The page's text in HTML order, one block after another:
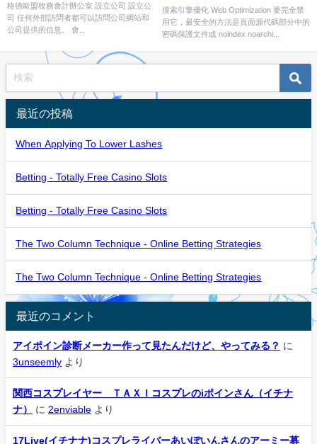
格德歐盟稅務會計辦公室 設立公司 設立公
司 任何外部訪問者都可以訪問公司網站和
公司提供的信息。 會...
搜索引擎優化 Web Optimization 要完全禁
用它，最安全的方法是頁面源代碼部分中的
密碼保護文件或 noindex noarchi...
最近の投稿
When Applying To Lower Lashes
Betting - Totally Free Casino Slots
Betting - Totally Free Casino Slots
The Two Column Technique - Online Betting Strategies
The Two Column Technique - Online Betting Strategies
最近のコメント
アイポイン診断メーカー作って見たんだけど、やってみる？ に
3unseemly より
関西コスプレイヤー ＴＡＸＩコスプレのiポインさん（イチナ
ナ）
に 2enviable より
17Live(イチナナ)コスプレライバーあいぽいんさんのアーミー募